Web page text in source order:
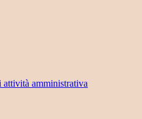
attività amministrativa